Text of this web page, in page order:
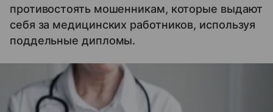
противостоять мошенникам, которые выдают
себя за медицинских работников, используя
поддельные дипломы.